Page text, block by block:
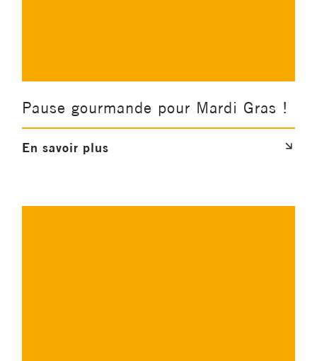
Pause gourmande pour Mardi Gras !
En savoir plus